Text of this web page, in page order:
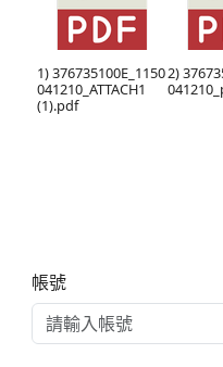
1) 376735100E_1150
041210_ATTACH1
(1).pdf
2)
帳號